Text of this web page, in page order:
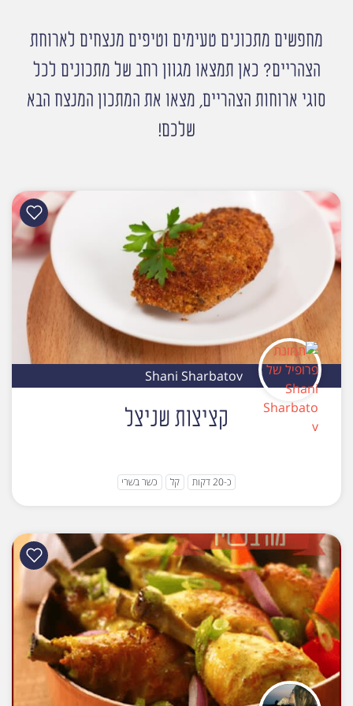
מחפשים מתכונים טעימים וטיפים מנצחים לארוחת
הצהריים? כאן תמצאו מגוון רחב של מתכונים לכל
סוגי ארוחות הצהריים, מצאו את המתכון המנצח הבא
שלכם!
Shani Sharbatov
קציצות שניצל
כ-20 דקות קל כשר בשרי